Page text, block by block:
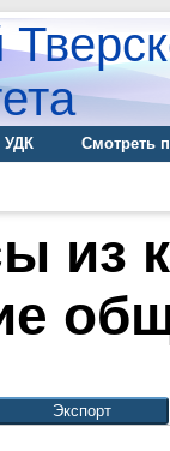
УДК
Смотреть
из